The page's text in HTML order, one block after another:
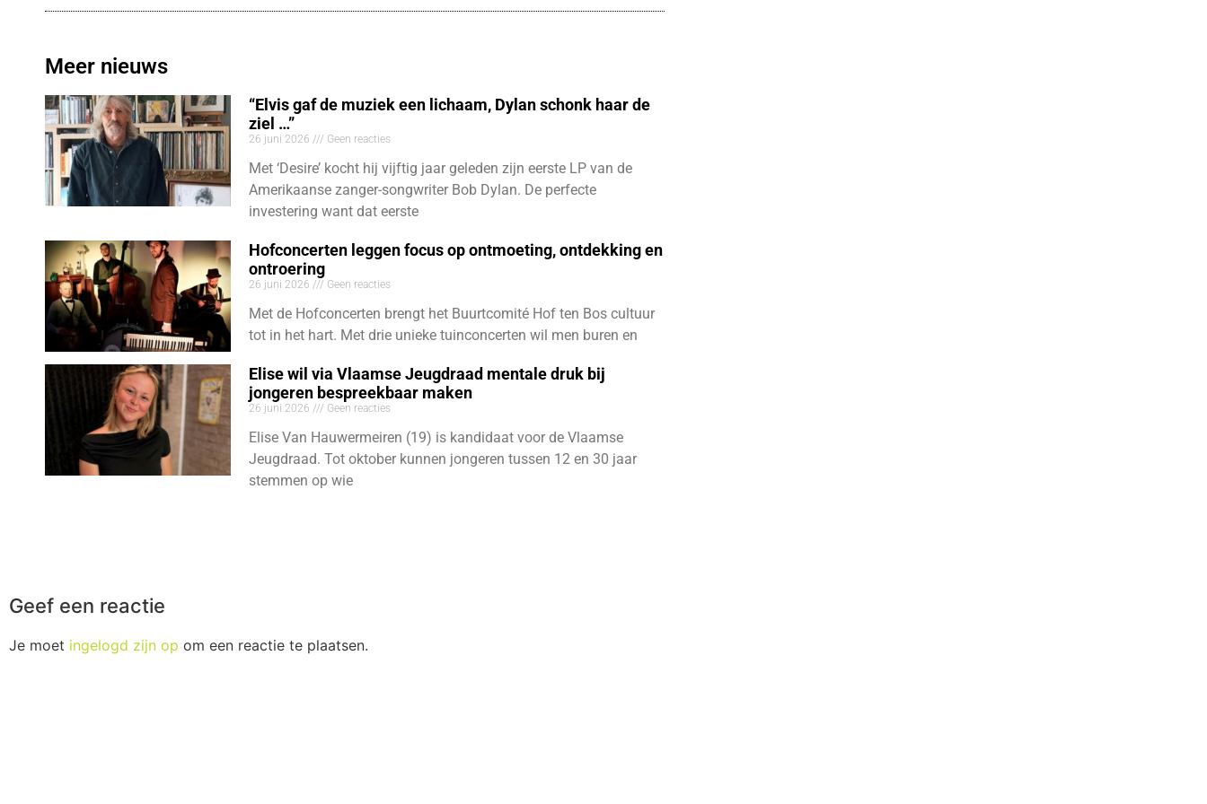
Meer nieuws
“Elvis gaf de muziek een lichaam, Dylan schonk haar de
ziel …”
26 juni 2026 Geen reacties
Met ‘Desire’ kocht hij vijftig jaar geleden zijn eerste LP van de
Amerikaanse zanger-songwriter Bob Dylan. De perfecte
investering want dat eerste
Hofconcerten leggen focus op ontmoeting, ontdekking en
ontroering
26 juni 2026 Geen reacties
Met de Hofconcerten brengt het Buurtcomité Hof ten Bos cultuur
tot in het hart. Met drie unieke tuinconcerten wil men buren en
Elise wil via Vlaamse Jeugdraad mentale druk bij
jongeren bespreekbaar maken
26 juni 2026 Geen reacties
Elise Van Hauwermeiren (19) is kandidaat voor de Vlaamse
Jeugdraad. Tot oktober kunnen jongeren tussen 12 en 30 jaar
stemmen op wie
Geef een reactie
Je moet ingelogd zijn op om een reactie te plaatsen.